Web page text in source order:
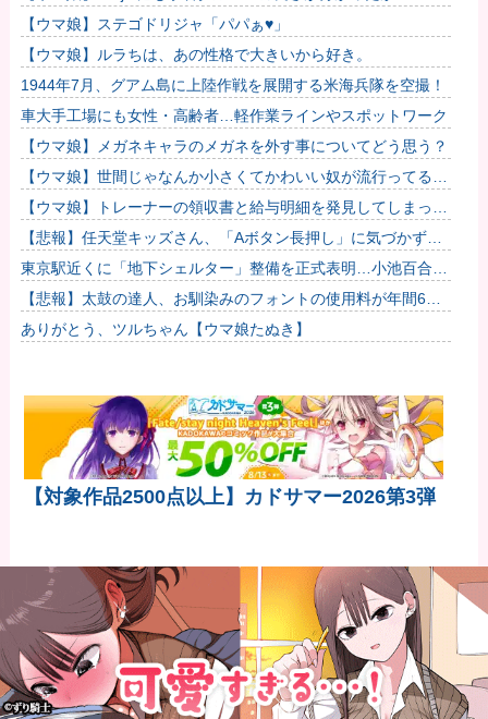
【ウマ娘】ステゴドリジャ「パパぁ♥」
【ウマ娘】ルラちは、あの性格で大きいから好き。
1944年7月、グアム島に上陸作戦を展開する米海兵隊を空撮！
車大手工場にも女性・高齢者…軽作業ラインやスポットワーク
【ウマ娘】メガネキャラのメガネを外す事についてどう思う？
【ウマ娘】世間じゃなんか小さくてかわいい奴が流行ってるら
しいな？
【ウマ娘】トレーナーの領収書と給与明細を発見してしまった
トプロ他
【悲報】任天堂キッズさん、「Aボタン長押し」に気づかず任
天堂に修正させてしまう他
東京駅近くに「地下シェルター」整備を正式表明…小池百合子
知事「多くの方が滞在、施設整備の効果高い」
【悲報】太鼓の達人、お馴染みのフォントの使用料が年間6万
から年間320万になったので変更に
ありがとう、ツルちゃん【ウマ娘たぬき】
【対象作品2500点以上】カドサマー2026第3弾
Kindle お買い得情報
～99円で購入できる格安Kindleコミックはこち
ら！！